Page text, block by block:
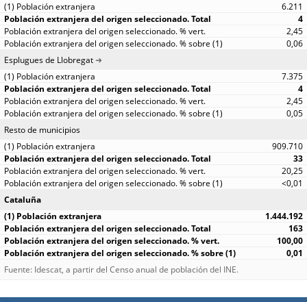
6.211
4
2,45
0,06
Esplugues de Llobregat
7.375
4
2,45
0,05
Resto de municipios
909.710
33
20,25
<0,01
Cataluña
1.444.192
163
100,00
0,01
Fuente: Idescat, a partir del Censo anual de población del INE.